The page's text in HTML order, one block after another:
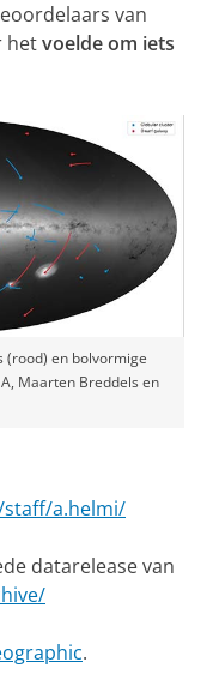
van
hetvoelde om iets
(rood) en bolvormige
Maarten Breddels en
a.helmi/
datarelease van
.